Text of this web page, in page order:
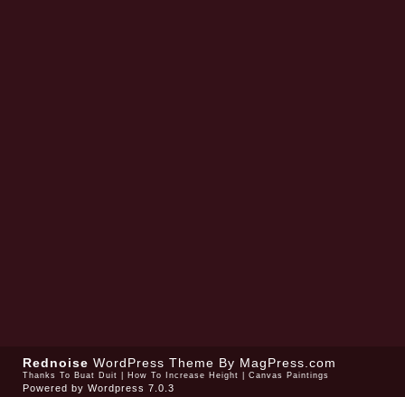
Rednoise WordPress Theme By MagPress.com
Thanks To Buat Duit How To Increase Height Canvas Paintings
Powered by Wordpress 7.0.3